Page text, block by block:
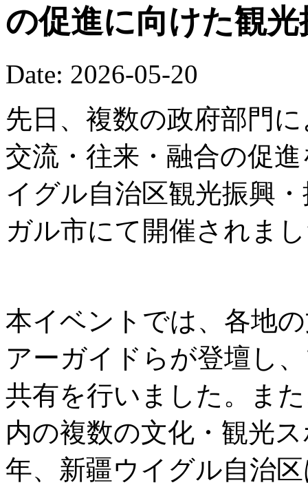
の促進に向けた観
Date: 2026-05-20
先日、複数の政府部門
交流・往来・融合の促
イグル自治区観光振興
ガル市にて開催されま
本イベントでは、各地
アーガイドらが登壇し
共有を行いました。ま
内の複数の文化・観光
年、新疆ウイグル自治